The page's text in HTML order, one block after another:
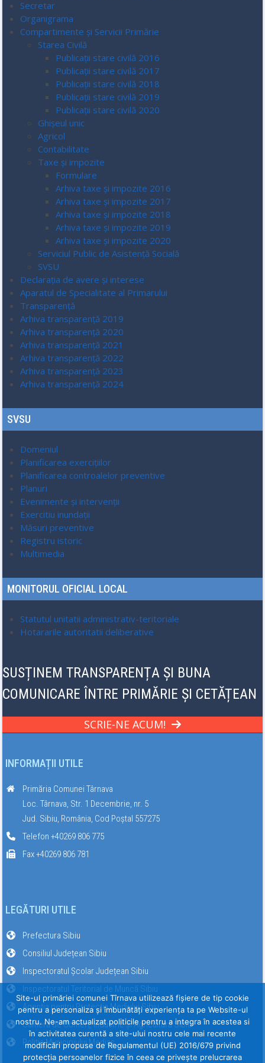
Secretar
Organigrama
Compartimente și Servicii Primărie
Starea Civilă
Publicații stare civilă 2016
Publicații stare civilă 2017
Publicații stare civilă 2018
Publicații stare civilă 2019
Publicații stare civilă 2020
Ghișeul unic
Agricol
Contabilitate
Taxe și impozite
Formulare
Arhiva taxe și impozite 2016
Arhiva taxe și impozite 2017
Arhiva taxe și impozite 2018
Arhiva taxe și impozite 2019
Arhiva taxe și impozite 2020
Serviciul Public de Asistență Socială
SVSU
Declarația de avere și interese
Aparatul de Specialitate al Primarului
Transparenţă
Arhiva transparenţă 2019
Arhiva transparenţă 2020
Arhiva transparenţă 2021
Arhiva transparenţă 2022
Arhiva transparenţă 2023
Arhiva transparenţă 2024
SVSU
Domeniul
Planificarea exerciţiilor
Planificarea controalelor preventive
Planuri
Evenimente şi intervenţii
Exercitiu inundații
Măsuri preventive
Registru istoric
Multimedia
MONITORUL OFICIAL LOCAL
Statutul unitatii administrativ-teritoriale
Hotararile autoritatii deliberative
SUSȚINEM TRANSPARENȚA ȘI BUNA
COMUNICARE ÎNTRE PRIMĂRIE ȘI CETĂȚEAN
SCRIE-NE ACUM!
INFORMAȚII UTILE
Primăria Comunei Târnava
Loc. Târnava, Str. 1 Decembrie, nr. 5
Jud. Sibiu, România, Cod Poștal 557275
Telefon +40269 806 775
Fax +40269 806 781
LEGĂTURI UTILE
Prefectura Sibiu
Consiliul Județean Sibiu
Inspectoratul Școlar Județean Sibiu
Inspectoratul Teritorial de Muncă Sibiu
Agenția pentru Protecția Mediului Sibiu
Camera de Comerț, Industrie și Agricultură Sibiu
Poliția Municipiului Mediaș
Site-ul primăriei comunei Tîrnava utilizează fişiere de tip cookie
pentru a personaliza și îmbunătăți experiența ta pe Website-ul
nostru. Ne-am actualizat politicile pentru a integra în acestea si
în activitatea curentă a site-ului nostru cele mai recente
modificări propuse de Regulamentul (UE) 2016/679 privind
protecția persoanelor fizice în ceea ce privește prelucrarea